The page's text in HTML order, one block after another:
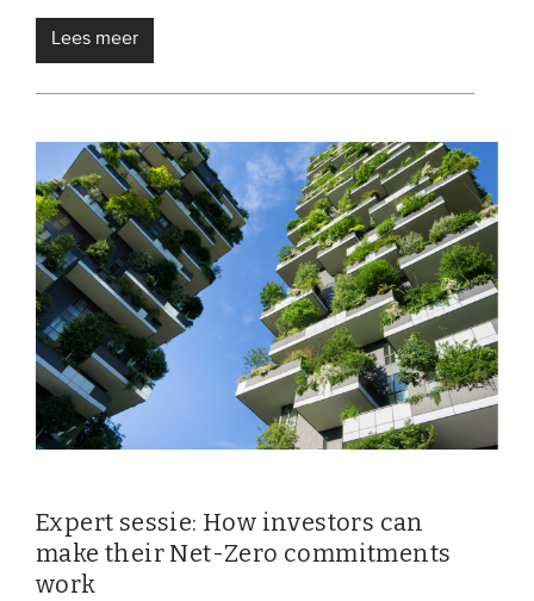
Lees meer
Expert sessie: How investors can
make their Net-Zero commitments
work